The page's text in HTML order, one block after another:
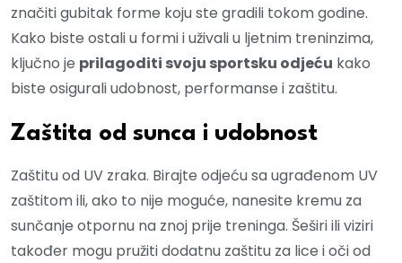
značiti gubitak forme koju ste gradili tokom godine.
Kako biste ostali u formi i uživali u ljetnim treninzima,
ključno je prilagoditi svoju sportsku odjeću kako
biste osigurali udobnost, performanse i zaštitu.
Zaštita od sunca i udobnost
Zaštitu od UV zraka. Birajte odjeću sa ugrađenom UV
zaštitom ili, ako to nije moguće, nanesite kremu za
sunčanje otpornu na znoj prije treninga. Šeširi ili viziri
također mogu pružiti dodatnu zaštitu za lice i oči od